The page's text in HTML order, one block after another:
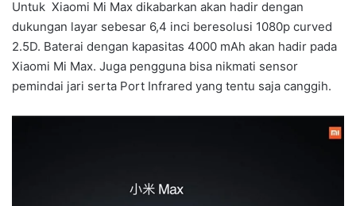
Untuk Xiaomi Mi Max dikabarkan akan hadir dengan
dukungan layar sebesar 6,4 inci beresolusi 1080p curved
2.5D. Baterai dengan kapasitas 4000 mAh akan hadir pada
Xiaomi Mi Max. Juga pengguna bisa nikmati sensor
pemindai jari serta Port Infrared yang tentu saja canggih.